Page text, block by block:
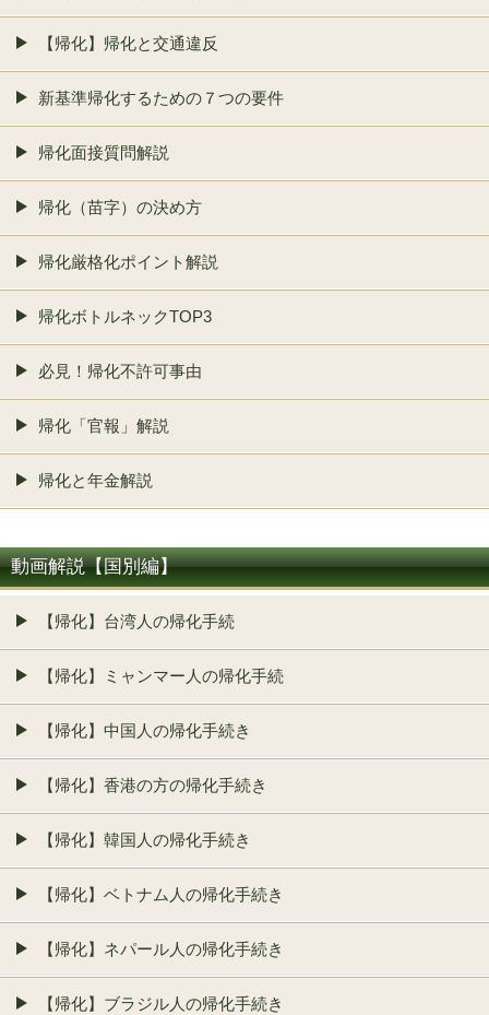
【帰化】帰化と交通違反
新基準帰化するための７つの要件
帰化面接質問解説
帰化（苗字）の決め方
帰化厳格化ポイント解説
帰化ボトルネックTOP3
必見！帰化不許可事由
帰化「官報」解説
帰化と年金解説
動画解説【国別編】
【帰化】台湾人の帰化手続
【帰化】ミャンマー人の帰化手続
【帰化】中国人の帰化手続き
【帰化】香港の方の帰化手続き
【帰化】韓国人の帰化手続き
【帰化】ベトナム人の帰化手続き
【帰化】ネパール人の帰化手続き
【帰化】ブラジル人の帰化手続き